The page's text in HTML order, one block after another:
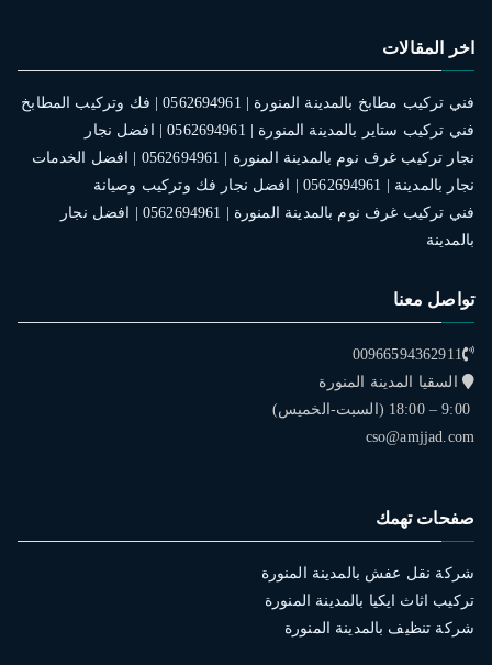
اخر المقالات
فني تركيب مطابخ بالمدينة المنورة | 0562694961 | فك وتركيب المطابخ
فني تركيب ستاير بالمدينة المنورة | 0562694961 | افضل نجار
نجار تركيب غرف نوم بالمدينة المنورة | 0562694961 | افضل الخدمات
نجار بالمدينة | 0562694961 | افضل نجار فك وتركيب وصيانة
فني تركيب غرف نوم بالمدينة المنورة | 0562694961 | افضل نجار
بالمدينة
تواصل معنا
00966594362911
السقيا المدينة المنورة
9:00 – 18:00 (السبت-الخميس)
cso@amjjad.com
صفحات تهمك
شركة نقل عفش بالمدينة المنورة
تركيب اثاث ايكيا بالمدينة المنورة
شركة تنظيف بالمدينة المنورة